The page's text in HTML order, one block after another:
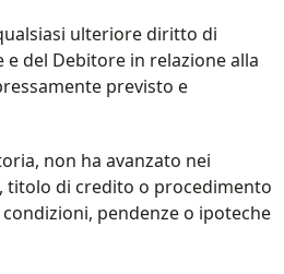
ulteriore diritto di
del Debitore in relazione alla
previsto e
non ha avanzato nei
titolo di credito o procedimento
pendenze o ipoteche